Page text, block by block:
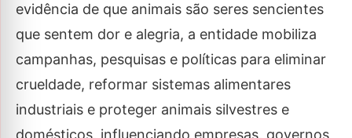
evidência de que animais são seres sencientes
que sentem dor e alegria, a entidade mobiliza
campanhas, pesquisas e políticas para eliminar
crueldade, reformar sistemas alimentares
industriais e proteger animais silvestres e